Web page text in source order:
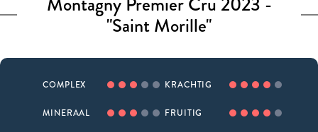
"Saint Morille"
COMPLEX KRACHTIG
MINERAAL FRUITIG